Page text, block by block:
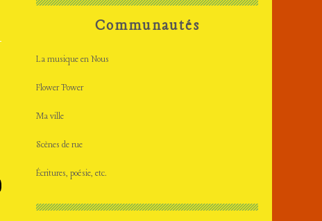
Communautés
La musique en Nous
Flower Power
Ma ville
Scènes de rue
Écritures, poésie, etc.